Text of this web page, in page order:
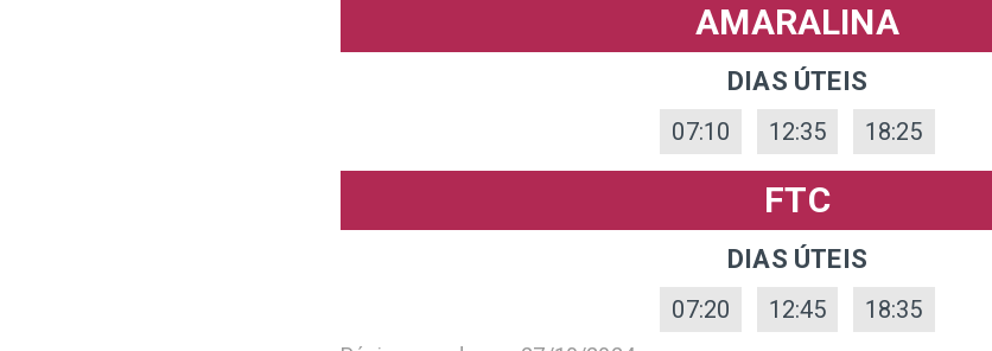
AMARALINA
DIAS ÚTEIS
07:10 12:35 18:25
FTC
DIAS ÚTEIS
07:20 12:45 18:35